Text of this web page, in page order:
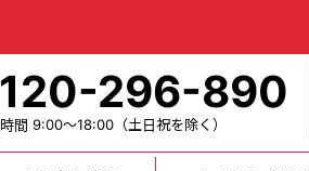
296-890
間 9:00～18:00（土日祝を除く）